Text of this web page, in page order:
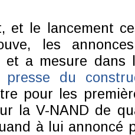
et le lancement
les
et a mesure
presse du
pour les
la V-NAND de
à lui annoncé